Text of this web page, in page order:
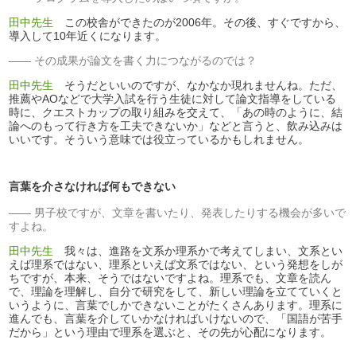
田中先生 この校舎ができたのが2006年。その後、すぐですから、
導入して10年近くになります。
その成果が論文を書く力につながるのでは？
田中先生 そうだといいのですが、なかなか現れませんね。ただ、
推薦やAOなどで大学入試を行う生徒に対して論文指導をしている
時に、クエストカップの取り組みを交えて、「あの時のように、結
論へのもって行き方を工夫できないか」などと言うと、飲み込みは
いいです。そういう意味では役立っているかもしれません。
言葉を介さなければ何もできない
男子校ですが、文章を書いたり、発表したりする機会が多いで
すよね。
田中先生 我々は、進路を文系か理系かで考えてしまい、文系とい
えば理系ではない、理系といえば文系ではない、という発想をしが
ちですが、本来、そうではないですよね。理系でも、文章を読ん
で、理論を理解し、自分で研究をして、新しい理論を立てていくと
いうように、言葉でしかできないことがたくさんあります。理系に
進んでも、言葉を介していかなければいけないので、「国語が苦手
だから」という理由で理系を選ぶと、その先が心配になります。